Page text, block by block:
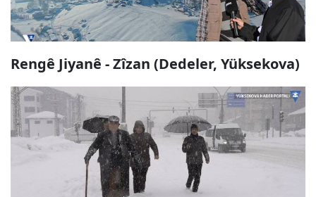
Rengê Jiyanê - Zîzan (Dedeler, Yüksekova)